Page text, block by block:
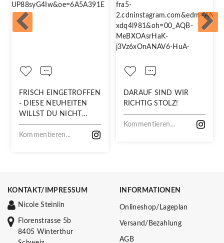
FRISCH EINGETROFFEN
- DIESE NEUHEITEN
WILLST DU NICHT
VERPASSEN!
Kommentieren...
DARAUF SIND WIR
RICHTIG STOLZ!
Kommentieren...
KONTAKT/IMPRESSUM
Nicole Steinlin
Florenstrasse 5b
8405 Winterthur
INFORMATIONEN
Onlineshop/Lageplan
Versand/Bezahlung
AGB